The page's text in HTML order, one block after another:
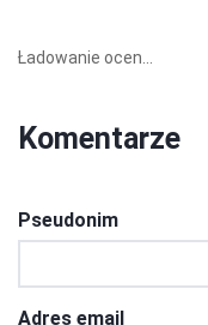
Ładowanie ocen...
Komentarze
Pseudonim
Adres email